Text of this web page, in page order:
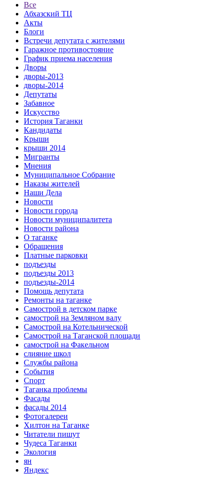
Все
Абхазский ТЦ
Акты
Блоги
Встречи депутата с жителями
Гаражное противостояние
График приема населения
Дворы
дворы-2013
дворы-2014
Депутаты
Забавное
Искусство
История Таганки
Кандидаты
Крыши
крыши 2014
Мигранты
Мнения
Муниципальное Собрание
Наказы жителей
Наши Дела
Новости
Новости города
Новости муниципалитета
Новости района
О таганке
Обращения
Платные парковки
подъезды
подъезды 2013
подъезды-2014
Помощь депутата
Ремонты на таганке
Самострой в детском парке
самострой на Земляном валу
Самострой на Котельнической
Самострой на Таганской площади
самострой на Факельном
слияние школ
Службы района
События
Спорт
Таганка проблемы
Фасады
фасады 2014
Фотогалереи
Хилтон на Таганке
Читатели пишут
Чудеса Таганки
Экология
ян
Яндекс